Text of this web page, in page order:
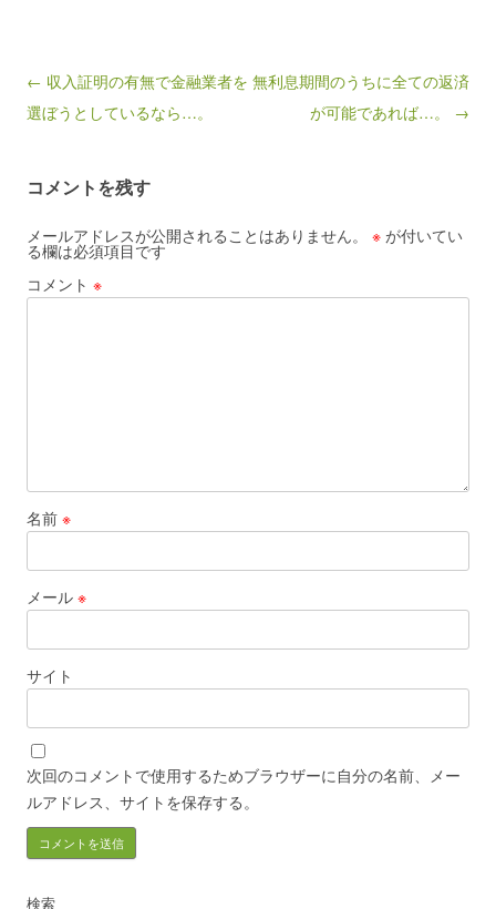
Post navigation
← 収入証明の有無で金融業者を
選ぼうとしているなら…。
無利息期間のうちに全ての返済
が可能であれば…。 →
コメントを残す
メールアドレスが公開されることはありません。 ※ が付いてい
る欄は必須項目です
コメント ※
名前 ※
メール ※
サイト
次回のコメントで使用するためブラウザーに自分の名前、メー
ルアドレス、サイトを保存する。
検索